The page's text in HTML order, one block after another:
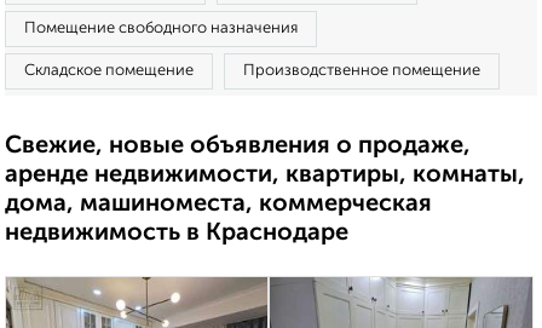
Помещение свободного назначения
Складское помещение Производственное помещение
Свежие, новые объявления о продаже,
аренде недвижимости, квартиры, комнаты,
дома, машиноместа, коммерческая
недвижимость в Краснодаре